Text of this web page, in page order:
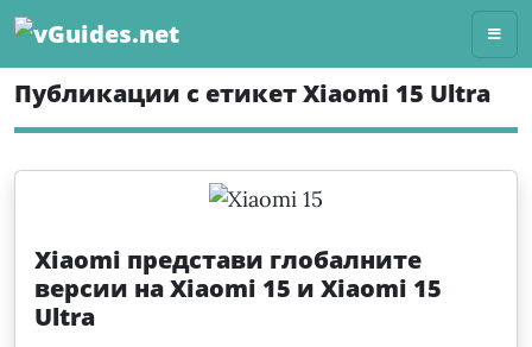
Skip
content
Публикации с етикет Xiaomi 15 Ultra
Xiaomi представи глобалните
версии на Xiaomi 15 и Xiaomi 15
Ultra